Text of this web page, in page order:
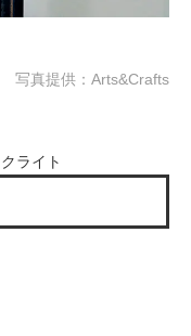
写真提供：Arts&Crafts
ライト